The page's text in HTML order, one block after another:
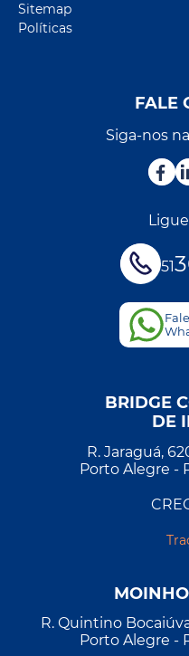
Sitemap
Políticas
FALE
Siga-nos
51
BRIDGE
DE
R. Jaraguá,
Porto Alegre -
R. Quintino
Porto Alegre -